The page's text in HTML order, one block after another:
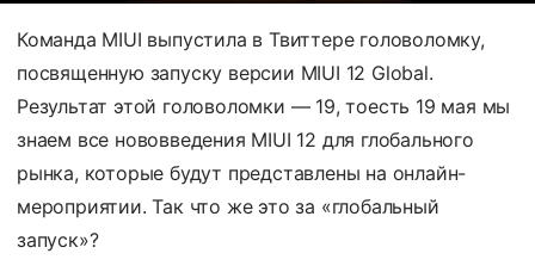
Команда MIUI выпустила в Твиттере головоломку,
посвященную запуску версии MIUI 12 Global.
Результат этой головоломки — 19, тоесть 19 мая мы
знаем все нововведения MIUI 12 для глобального
рынка, которые будут представлены на онлайн-
мероприятии. Так что же это за «глобальный
запуск»?